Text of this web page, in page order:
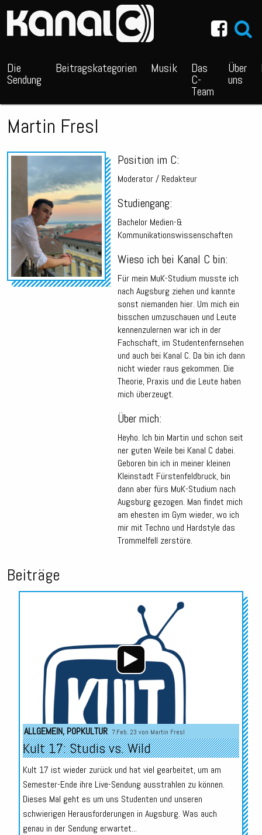
Die
Sendung
Beitragskategorien Musik Das
C-
Team
Über
uns
Martin Fresl
Position im C:
Moderator / Redakteur
Studiengang:
Bachelor Medien-&
Kommunikationswissenschaften
Wieso ich bei Kanal C bin:
Für mein MuK-Studium musste ich
nach Augsburg ziehen und kannte
sonst niemanden hier. Um mich ein
bisschen umzuschauen und Leute
kennenzulernen war ich in der
Fachschaft, im Studentenfernsehen
und auch bei Kanal C. Da bin ich dann
nicht wieder raus gekommen. Die
Theorie, Praxis und die Leute haben
mich überzeugt.
Über mich:
Heyho. Ich bin Martin und schon seit
ner guten Weile bei Kanal C dabei.
Geboren bin ich in meiner kleinen
Kleinstadt Fürstenfeldbruck, bin
dann aber fürs MuK-Studium nach
Augsburg gezogen. Man findet mich
am ehesten im Gym wieder, wo ich
mir mit Techno und Hardstyle das
Trommelfell zerstöre.
Beiträge
Audio-
Player
ALLGEMEIN, POPKULTUR 7.Feb. 23 von Martin Fresl
Kult 17: Studis vs. Wild
Kult 17 ist wieder zurück und hat viel gearbeitet, um am
Semester-Ende ihre Live-Sendung ausstrahlen zu können.
Dieses Mal geht es um uns Studenten und unseren
schwierigen Herausforderungen in Augsburg. Was auch
genau in der Sendung erwartet...